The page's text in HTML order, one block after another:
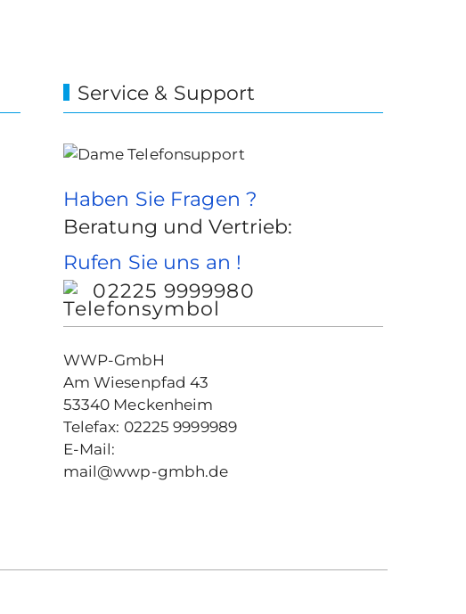
Service & Support
Haben Sie Fragen ?
Beratung und Vertrieb:
Rufen Sie uns an !
02225 9999980
WWP-GmbH
Am Wiesenpfad 43
53340 Meckenheim
Telefax: 02225 9999989
E-Mail:
mail@wwp-gmbh.de